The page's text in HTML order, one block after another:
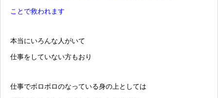
ことで救われます
本当にいろんな人がいて
仕事をしていない方もおり
仕事でボロボロのなっている身の上としては